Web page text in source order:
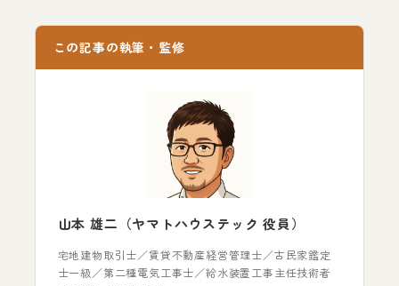
この記事の執筆・監修
山本 雄二（ヤマトハウステック 役員）
宅地建物取引士／賃貸不動産経営管理士／古民家鑑定
士一級／第二種電気工事士／給水装置工事主任技術者